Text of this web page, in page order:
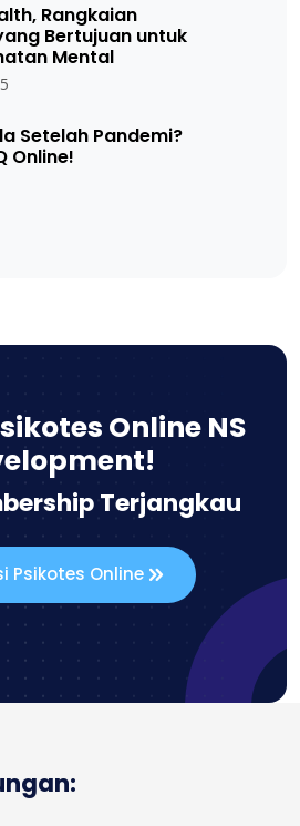
Rangkaian
Bertujuan untuk
Mental
Setelah Pandemi?
Online!
Online NS
Terjangkau
Psikotes Online